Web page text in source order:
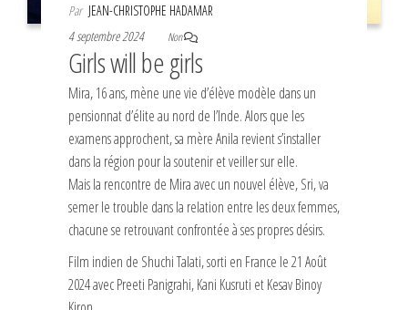
Par JEAN-CHRISTOPHE HADAMAR
4 septembre 2024
Non
Girls will be girls
Mira, 16 ans, mène une vie d’élève modèle dans un
pensionnat d’élite au nord de l’Inde. Alors que les
examens approchent, sa mère Anila revient s’installer
dans la région pour la soutenir et veiller sur elle.
Mais la rencontre de Mira avec un nouvel élève, Sri, va
semer le trouble dans la relation entre les deux femmes,
chacune se retrouvant confrontée à ses propres désirs.
Film indien de Shuchi Talati, sorti en France le 21 Août
2024 avec Preeti Panigrahi, Kani Kusruti et Kesav Binoy